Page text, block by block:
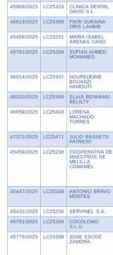
45969/2025 LC25323
CLINICA DENTAL
DAVID S.L.
46613/2025 LC25398
FIKRI SUKAINA
DRIS LAHBIB
45456/2025 LC25251
MARIA ISABEL
ARENAS CANO
45781/2025 LC25299
SUFIAN AHMED
MOHAMED
46014/2025 LC25337
NOUREDDINE
BOUANZI
HAMOUTI
46020/2025 LC25340
ELIAS BENHAMU
BELILTY
46659/2025 LC25403
LORENA
MACHADO
TORRES
47371/2025 LC25471
JULIO BASSETS
PATRICIO
45459/2025 LC25238
COOPERATIVA DE
MAESTROS DE
MELILLA
COMAMEL
45447/2025 LC25248
ANTONIO BRAVO
MONTES
45432/2025 LC25256 SERVINEL S.A.
45751/2025
LC25288
COCOLOMO
S.L.U.
45779/2025 LC25298
JOSE ESCOZ
ZAMORA